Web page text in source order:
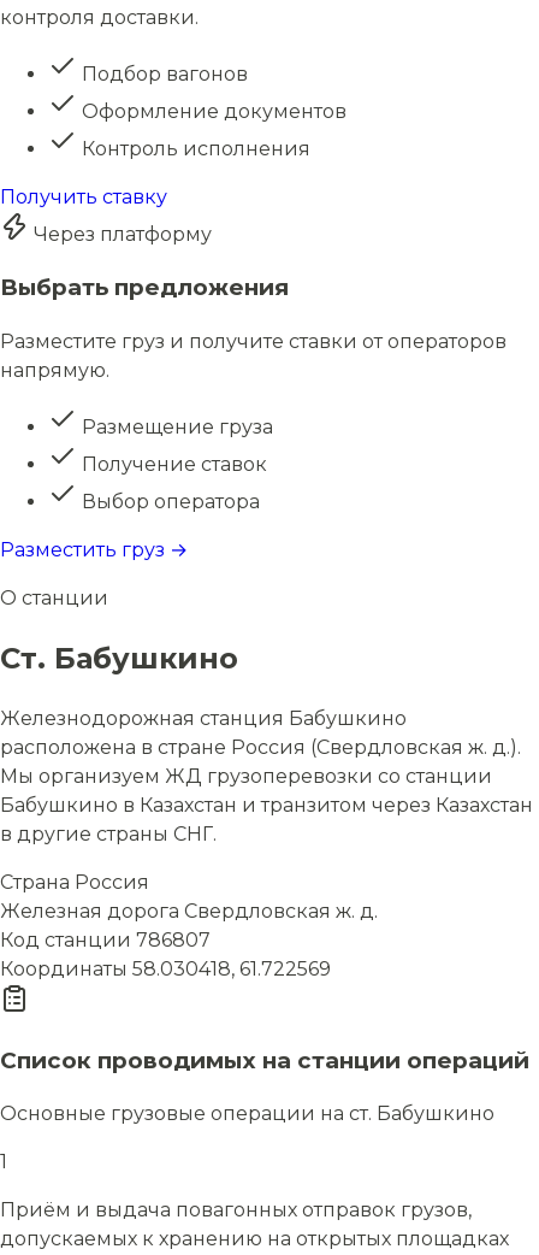
контроля доставки.
Подбор вагонов
Оформление документов
Контроль исполнения
Получить ставку
Через платформу
Выбрать предложения
Разместите груз и получите ставки от операторов
напрямую.
Размещение груза
Получение ставок
Выбор оператора
Разместить груз →
О станции
Ст. Бабушкино
Железнодорожная станция Бабушкино
расположена в стране Россия (Свердловская ж. д.).
Мы организуем ЖД грузоперевозки со станции
Бабушкино в Казахстан и транзитом через Казахстан
в другие страны СНГ.
Страна Россия
Железная дорога Свердловская ж. д.
Код станции 786807
Координаты 58.030418, 61.722569
Список проводимых на станции операций
Основные грузовые операции на ст. Бабушкино
1
Приём и выдача повагонных отправок грузов,
допускаемых к хранению на открытых площадках